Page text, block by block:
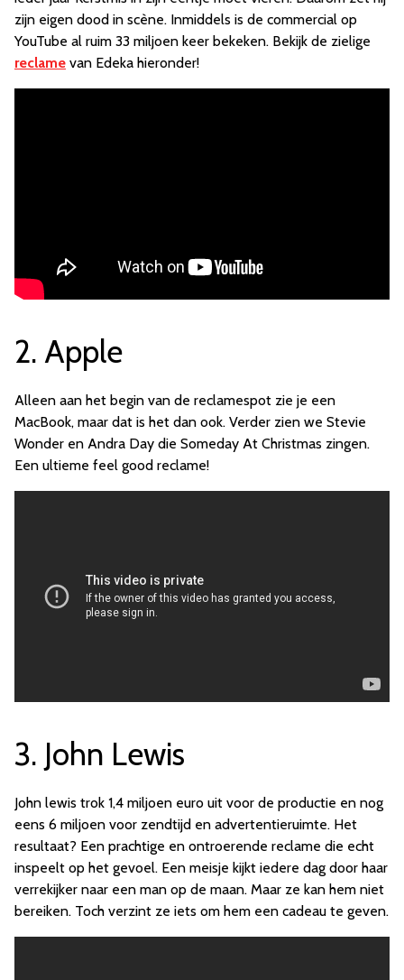
zijn eigen dood in scène. Inmiddels is de commercial op
YouTube al ruim 33 miljoen keer bekeken. Bekijk de zielige
reclame van Edeka hieronder!
2. Apple
Alleen aan het begin van de reclamespot zie je een
MacBook, maar dat is het dan ook. Verder zien we Stevie
Wonder en Andra Day die Someday At Christmas zingen.
Een ultieme feel good reclame!
3. John Lewis
John lewis trok 1,4 miljoen euro uit voor de productie en nog
eens 6 miljoen voor zendtijd en advertentieruimte. Het
resultaat? Een prachtige en ontroerende reclame die echt
inspeelt op het gevoel. Een meisje kijkt iedere dag door haar
verrekijker naar een man op de maan. Maar ze kan hem niet
bereiken. Toch verzint ze iets om hem een cadeau te geven.